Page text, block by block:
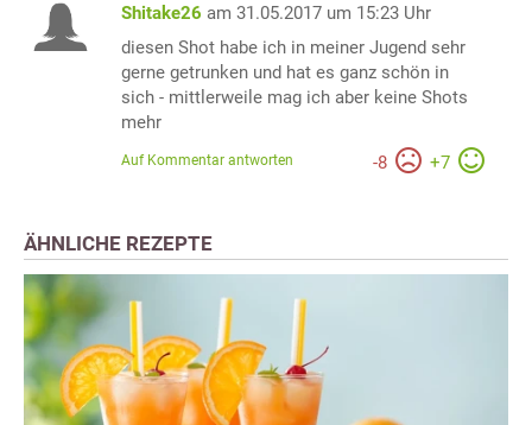
Shitake26 am 31.05.2017 um 15:23 Uhr
diesen Shot habe ich in meiner Jugend sehr
gerne getrunken und hat es ganz schön in
sich - mittlerweile mag ich aber keine Shots
mehr
-8 +7
Auf Kommentar antworten
ÄHNLICHE REZEPTE